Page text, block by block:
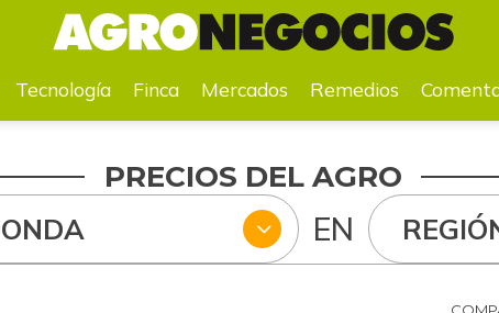
Mercados Remedios Comentarios Agenda
Tecnología Finca Mercados Remedios
PRECIOS DEL AGRO
EN